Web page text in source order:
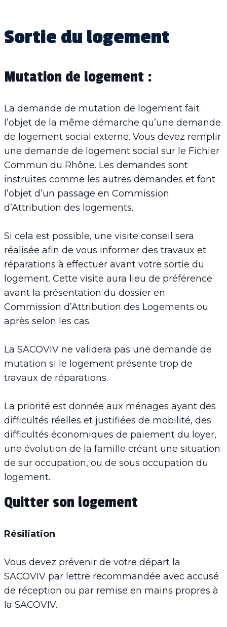
Sortie du logement
Mutation de logement :
La demande de mutation de logement fait
l’objet de la même démarche qu’une demande
de logement social externe. Vous devez remplir
une demande de logement social sur le Fichier
Commun du Rhône. Les demandes sont
instruites comme les autres demandes et font
l’objet d’un passage en Commission
d’Attribution des logements.
Si cela est possible, une visite conseil sera
réalisée afin de vous informer des travaux et
réparations à effectuer avant votre sortie du
logement. Cette visite aura lieu de préférence
avant la présentation du dossier en
Commission d’Attribution des Logements ou
après selon les cas.
La SACOVIV ne validera pas une demande de
mutation si le logement présente trop de
travaux de réparations.
La priorité est donnée aux ménages ayant des
difficultés réelles et justifiées de mobilité, des
difficultés économiques de paiement du loyer,
une évolution de la famille créant une situation
de sur occupation, ou de sous occupation du
logement.
Quitter son logement
Résiliation
Vous devez prévenir de votre départ la
SACOVIV par lettre recommandée avec accusé
de réception ou par remise en mains propres à
la SACOVIV.